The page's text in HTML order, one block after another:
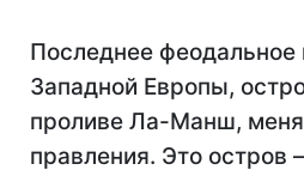
Последнее феодальное
Западной Европы,
проливе Ла-Манш,
правления. Это остров